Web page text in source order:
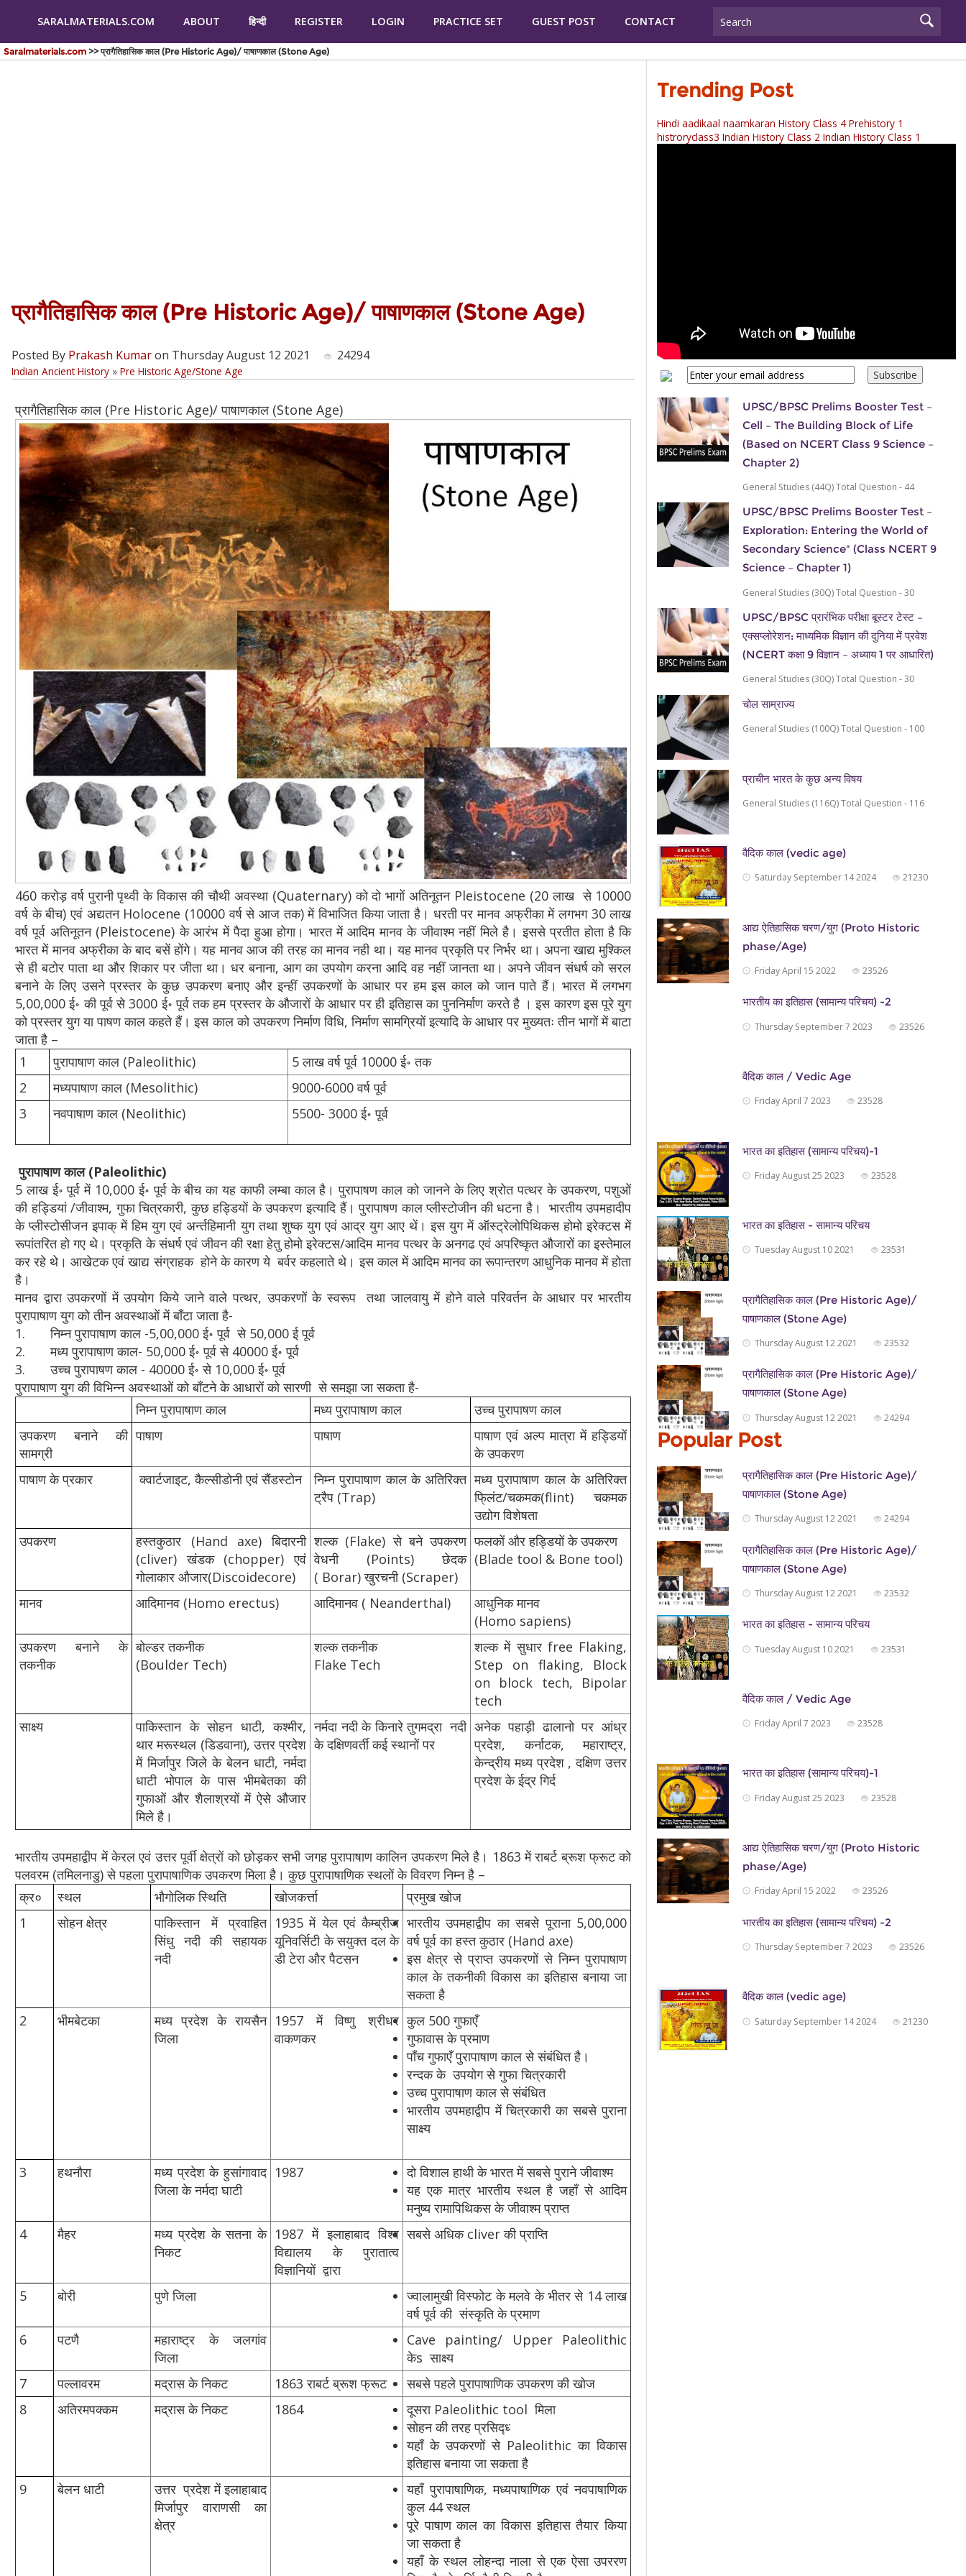
SARALMATERIALS.COM ABOUT हिन्दी REGISTER LOGIN PRACTICE SET GUEST POST CONTACT
Saralmaterials.com >> प्रागैतिहासिक काल (Pre Historic Age)/ पाषाणकाल (Stone Age)
प्रागैतिहासिक काल (Pre Historic Age)/ पाषाणकाल (Stone Age)
Posted By Prakash Kumaron Thursday August 12 2021 24294
Indian Ancient History » Pre Historic Age/Stone Age
प्रागैतिहासिक काल (Pre Historic Age)/ पाषाणकाल (Stone Age)
460 करोड़ वर्ष पुरानी पृथ्वी के विकास की चौथी अवस्था (Quaternary) को दो भागों अतिनूतन Pleistocene (20 लाख से 10000
वर्ष के बीच) एवं अद्यतन Holocene (10000 वर्ष से आज तक) में विभाजित किया जाता है। धरती पर मानव अफ्रीका में लगभग 30 लाख
वर्ष पूर्व अतिनूतन (Pleistocene) के आरंभ में पैदा हुआ होगा। भारत में आदिम मानव के जीवाश्म नहीं मिले है। इससे प्रतीत होता है कि
भारत में मानव अफ्रीका के बाद बसें होंगे। यह मानव आज की तरह का मानव नही था। यह मानव प्रकृति पर निर्भर था। अपना खाद्य मुश्किल
से ही बटोर पाता था और शिकार पर जीता था। धर बनाना, आग का उपयोग करना आदि वह नहीं जानता था। अपने जीवन संधर्ष को सरल
बनाने के लिए उसने प्रस्तर के कुछ उपकरण बनाए और इन्हीं उपकरणों के आधार पर हम इस काल को जान पाते हैं। भारत में लगभग
5,00,000 ई॰ की पूर्व से 3000 ई॰ पूर्व तक हम प्रस्तर के औजारों के आधार पर ही इतिहास का पुननिर्माण करते है । इस कारण इस पूरे युग
को प्रस्तर युग या पाषण काल कहते हैं। इस काल को उपकरण निर्माण विधि, निर्माण सामग्रियों इत्यादि के आधार पर मुख्यतः तीन भागों में बाटा
जाता है –
1
पुरापाषाण काल (Paleolithic)
5 लाख वर्ष पूर्व 10000 ई॰ तक
2
मध्यपाषाण काल (Mesolithic)
9000-6000 वर्ष पूर्व
3
नवपाषाण काल (Neolithic) 5500- 3000 ई॰ पूर्व
पुरापाषाण काल (Paleolithic)
5 लाख ई॰ पूर्व में 10,000 ई॰ पूर्व के बीच का यह काफी लम्बा काल है। पुरापाषण काल को जानने के लिए श्रोत पत्थर के उपकरण, पशुओं
की हड्डियां /जीवाश्म, गुफा चित्रकारी, कुछ हड्डियों के उपकरण इत्यादि हैं। पुरापाषण काल प्लीस्टोजीन की धटना है। भारतीय उपमहादीप
के प्लीस्टोसीजन इपाक् में हिम युग एवं अर्न्तहिमानी युग तथा शुष्क युग एवं आद्र युग आए थें। इस युग में ऑस्ट्रेलोपिथिकस होमो इरेक्टस में
रूपांतरित हो गए थे। प्रकृति के संधर्ष एवं जीवन की रक्षा हेतु होमो इरेक्टस/आदिम मानव पत्थर के अनगढ एवं अपरिष्कृत औजारों का इस्तेमाल
कर रहे थे। आखेटक एवं खाद्य संग्राहक होने के कारण ये बर्वर कहलाते थे। इस काल में आदिम मानव का रूपान्तरण आधुनिक मानव में होता
है।
मानव द्वारा उपकरणों में उपयोग किये जाने वाले पत्थर, उपकरणों के स्वरूप तथा जालवायु में होने वाले परिवर्तन के आधार पर भारतीय
पुरापाषाण युग को तीन अवस्थाओं में बाँटा जाता है-
1. निम्न पुरापाषाण काल -5,00,000 ई॰ पूर्व से 50,000 ई पूर्व
2. मध्य पुरापाषाण काल- 50,000 ई॰ पूर्व से 40000 ई॰ पूर्व
3. उच्च पुरापाषण काल - 40000 ई॰ से 10,000 ई॰ पूर्व
पुरापाषाण युग की विभिन्न अवस्थाओं को बाँटने के आधारों को सारणी से समझा जा सकता है-
निम्‍न पुरापाषाण काल
मध्‍य पुरापाषाण काल
उच्‍च पुरापाषण काल
उपकरण बनाने की
सामग्री
पाषाण पाषाण
पाषाण एवं अल्‍प मात्रा में हड्डियों
के उपकरण
पाषाण के प्रकार
क्वार्टजाइट, कैल्‍सीडोनी एवं सैंडस्‍टोन
नि‍म्‍न पुरापाषाण काल के अतिरिक्‍त
ट्रैप (Trap)
मध्‍य पुरापाषाण काल के अतिरिक्‍त
फि्लंट/चकमक(flint) चकमक
उद्योग विशेषता
उपकरण
हस्‍तकुठार (Hand axe) बिदारनी
(cliver) खंडक (chopper) एवं
गोलाकार औजार(Discoidecore)
शल्‍क (Flake) से बने उपकरण
वेधनी (Points) छेदक
( Borar) खुरचनी (Scraper)
फलकों और ह‍ड्डियों के उपकरण
(Blade tool & Bone tool)
मानव आदिमानव (Homo erectus) आदिमानव ( Neanderthal)
आधुनिक मानव
(Homo sapiens)
उपकरण बनाने के
तकनीक
बोल्‍डर तकनीक
(Boulder Tech)
शल्‍क तकनीक
Flake Tech
शल्‍क में सुधार free Flaking,
Step on flaking, Block
on block tech, Bipolar
tech
साक्ष्‍य
पाकिस्‍तान के सोहन धाटी, कश्‍मीर,
थार मरूस्‍थल (डिडवाना), उत्तर प्रदेश
में मिर्जापुर जिले के बेलन धाटी, नर्मदा
धाटी भोपाल के पास भीमबेतका की
गुफाओं और शैलाश्रयों में ऐसे औजार
मिले है।
नर्मदा नदी के किनारे तुगमद्रा नदी
के दक्षिणवर्ती कई स्‍थानों पर
अनेक पहाड़ी ढालानो पर आंध्र
प्रदेश, कर्नाटक, महाराष्‍ट्र,
केन्‍द्रीय मध्‍य प्रदेश , दक्षिण उत्तर
प्रदेश के ईद्र गिर्द
भारतीय उपमहाद्वीप में केरल एवं उत्तर पूर्वी क्षेत्रों को छोड़कर सभी जगह पुरापाषाण कालिन उपकरण मिले है। 1863 में राबर्ट ब्रूश फ्रूट को
पलवरम (तमिलनाडु) से पहला पुरापाषाणिक उपकरण मिला है। कुछ पुरापाषाणिक स्थलों के विवरण निम्न है –
क्र०
स्‍थल भौगोलिक स्थिति खोजकर्त्ता
प्रमुख खोज
1
सोहन क्षेत्र
पाकिस्तान में प्रवाहित
सिंधु नदी की सहायक
नदी
1935 में येल एवं कैम्ब्रीज
यूनिवर्सिटी के सयुक्त दल के
डी टेरा और पैटसन
भारतीय उपमहाद्वीप का सबसे पूराना 5,00,000
वर्ष पूर्व का हस्त कुठार (Hand axe)
इस क्षेत्र से प्राप्त उपकरणों से निम्‍न पुरापाषाण
काल के तकनीकी विकास का इतिहास बनाया जा
सकता है
2
भीमबेटका
मध्य प्रदेश के रायसैन
जिला
1957 में विष्णु श्रीधर
वाकणकर
कुल 500 गुफाएँ
गुफावास के प्रमाण
पाँच गुफाएँ पुरापाषाण काल से संबंधित है।
रन्दक के उपयोग से गुफा चित्रकारी
उच्च पुरापाषाण काल से संबंधित
भारतीय उपमहाद्वीप में चित्रकारी का सबसे पुराना
साक्ष्‍य
3 हथनौरा
मध्‍य प्रदेश के हुसांगावाद
जिला के नर्मदा घाटी
1987
दो विशाल हाथी के भारत में सबसे पुराने जीवाश्म
यह एक मात्र भारतीय स्थल है जहाँ से आदिम
मनुष्य रामापिथिकस के जीवाश्‍म प्राप्‍त
4
मैहर
मध्य प्रदेश के सतना के
निकट
1987 में इलाहाबाद विश्व
विद्यालय के पुरातात्व
विज्ञानियों द्वारा
सबसे अधिक cliver की प्राप्ति
5 बोरी पुणे जिला
ज्वालामुखी विस्फोट के मलवे के भीतर से 14 लाख
वर्ष पूर्व की संस्‍कृति के प्रमाण
6
पटणै
महाराष्‍ट्र के जलगांव
जिला
Cave painting/ Upper Paleolithic
केs साक्ष्‍य
7
पल्‍लावरम मद्रास के निकट 1863 राबर्ट ब्रूश फ्रूट
सबसे पहले पुरापाषाणिक उपकरण की खोज
8
अतिरमपक्‍कम मद्रास के निकट 1864
दूसरा Paleolithic tool मिला
सोहन की तरह प्रसिद्ध्‍
यहाँ के उपकरणों से Paleolithic का विकास
इतिहास बनाया जा सकता है
9
बेलन धाटी
उत्तर प्रदेश में इलाहाबाद
मिर्जापुर वाराणसी का
क्षेत्र
यहाँ पुरापाषाणिक, मध्यपाषाणिक एवं नवपाषाणिक
कुल 44 स्थल
पूरे पाषाण काल का विकास इतिहास तैयार किया
जा सकता है
यहाँ के स्थल लोहन्दा नाला से एक ऐसा उपररण
Trending Post
Hindi aadikaal naamkaran History Class 4 Prehistory 1
histroryclass3 Indian History Class 2 Indian History Class 1
UPSC/BPSC Prelims Booster Test –
Cell – The Building Block of Life
(Based on NCERT Class 9 Science –
Chapter 2)
General Studies (44Q) Total Question - 44
UPSC/BPSC Prelims Booster Test –
Exploration: Entering the World of
Secondary Science" (Class NCERT 9
Science – Chapter 1)
General Studies (30Q) Total Question - 30
UPSC/BPSC प्रारंभिक परीक्षा बूस्टर टेस्ट –
एक्सप्लोरेशन: माध्यमिक विज्ञान की दुनिया में प्रवेश
(NCERT कक्षा 9 विज्ञान – अध्याय 1 पर आधारित)
General Studies (30Q) Total Question - 30
चोल साम्राज्य
General Studies (100Q) Total Question - 100
प्राचीन भारत के कुछ अन्य विषय
General Studies (116Q) Total Question - 116
वैदिक काल (vedic age)
Saturday September 14 2024 21230
आद्य ऐतिहासिक चरण/युग (Proto Historic
phase/Age)
Friday April 15 2022 23526
भारतीय का इतिहास (सामान्य परिचय) -2
Thursday September 7 2023 23526
वैदिक काल / Vedic Age
Friday April 7 2023 23528
भारत का इतिहास (सामान्य परिचय)-1
Friday August 25 2023 23528
भारत का इतिहास - सामान्य परिचय
Tuesday August 10 2021 23531
प्रागैतिहासिक काल (Pre Historic Age)/
पाषाणकाल (Stone Age)
Thursday August 12 2021 23532
प्रागैतिहासिक काल (Pre Historic Age)/
पाषाणकाल (Stone Age)
Thursday August 12 2021 24294
Popular Post
प्रागैतिहासिक काल (Pre Historic Age)/
पाषाणकाल (Stone Age)
Thursday August 12 2021 24294
प्रागैतिहासिक काल (Pre Historic Age)/
पाषाणकाल (Stone Age)
Thursday August 12 2021 23532
भारत का इतिहास - सामान्य परिचय
Tuesday August 10 2021 23531
वैदिक काल / Vedic Age
Friday April 7 2023 23528
भारत का इतिहास (सामान्य परिचय)-1
Friday August 25 2023 23528
आद्य ऐतिहासिक चरण/युग (Proto Historic
phase/Age)
Friday April 15 2022 23526
भारतीय का इतिहास (सामान्य परिचय) -2
Thursday September 7 2023 23526
वैदिक काल (vedic age)
Saturday September 14 2024 21230